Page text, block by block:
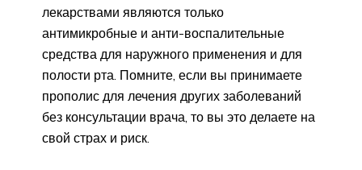
лекарствами являются только
антимикробные и анти-воспалительные
средства для наружного применения и для
полости рта. Помните, если вы принимаете
прополис для лечения других заболеваний
без консультации врача, то вы это делаете на
свой страх и риск.